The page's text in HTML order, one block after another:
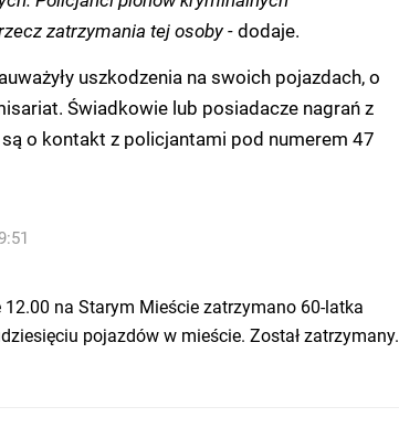
zatrzymania tej osoby -dodaje.
uszkodzenia na swoich pojazdach, o
Świadkowie lub posiadacze nagrań z
o kontakt z policjantami pod numerem 47
na Starym Mieście zatrzymano 60-latka
pojazdów w mieście. Został zatrzymany.